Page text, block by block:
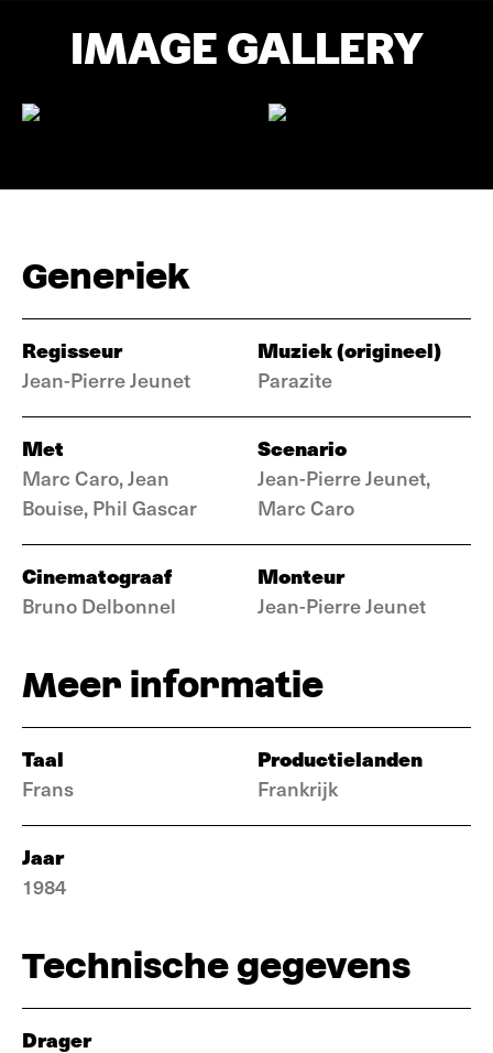
IMAGE GALLERY
Generiek
Regisseur
Jean-Pierre Jeunet
Muziek (origineel)
Parazite
Met
Marc Caro, Jean
Bouise, Phil Gascar
Scenario
Jean-Pierre Jeunet,
Marc Caro
Cinematograaf
Bruno Delbonnel
Monteur
Jean-Pierre Jeunet
Meer informatie
Taal
Frans
Productielanden
Frankrijk
Jaar
1984
Technische gegevens
Drager